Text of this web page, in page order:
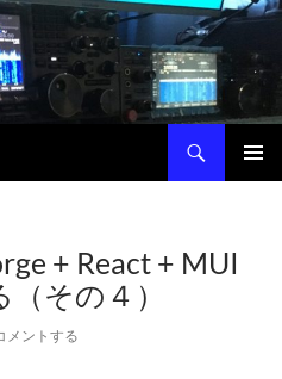
+ React + MUI
その４）
メントする